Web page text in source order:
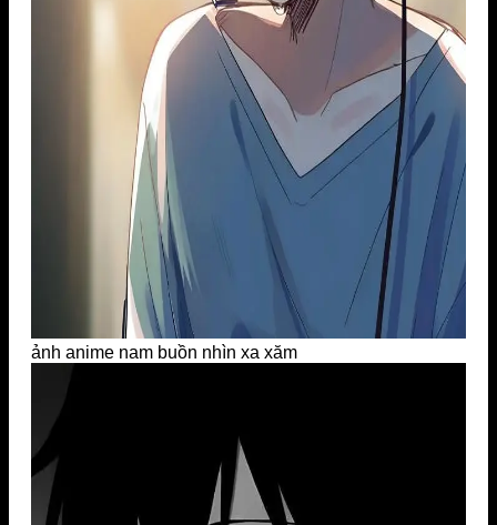
ảnh anime nam buồn nhìn xa xăm